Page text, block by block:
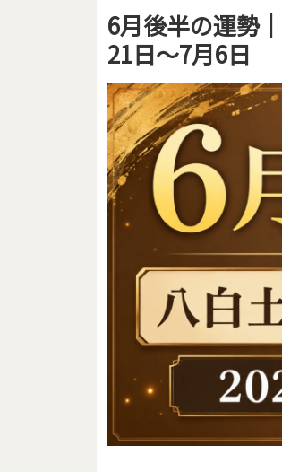
6月後半の運勢
21日～7月6日